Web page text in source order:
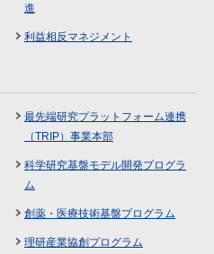
進
利益相反マネジメント
最先端研究プラットフォーム連携
（TRIP）事業本部
科学研究基盤モデル開発プログラ
ム
創薬・医療技術基盤プログラム
理研産業協創プログラム